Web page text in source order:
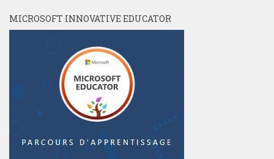
MICROSOFT INNOVATIVE EDUCATOR